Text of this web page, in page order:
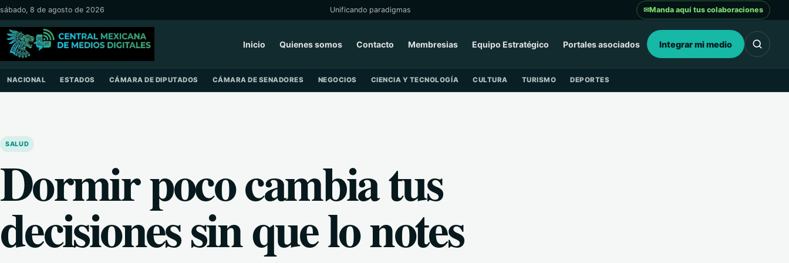
Saltar al contenido
sábado, 8 de agosto de 2026 Unificando paradigmas ✉Manda aquí tus colaboraciones
Inicio Quienes somos Contacto Membresias Equipo Estratégico Portales asociados Integrar mi medio
NACIONAL ESTADOS CÁMARA DE DIPUTADOS CÁMARA DE SENADORES NEGOCIOS CIENCIA Y TECNOLOGÍA CULTURA TURISMO DEPORTES
SALUD
Dormir poco cambia tus
decisiones sin que lo notes